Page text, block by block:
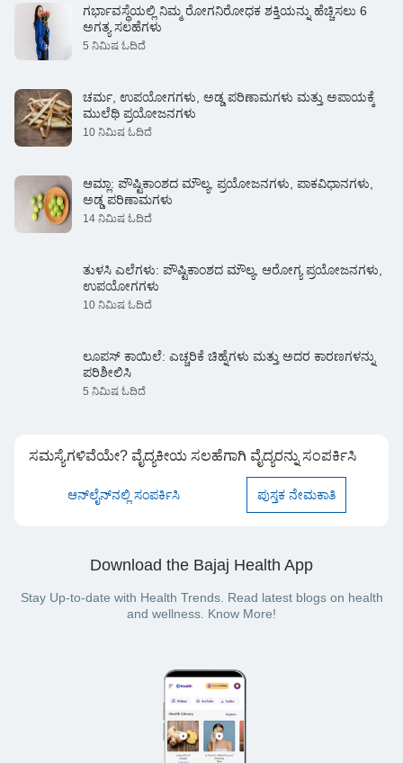
ಗರ್ಭಾವಸ್ಥೆಯಲ್ಲಿ ನಿಮ್ಮ ರೋಗನಿರೋಧಕ ಶಕ್ತಿಯನ್ನು ಹೆಚ್ಚಿಸಲು 6
ಅಗತ್ಯ ಸಲಹೆಗಳು
5 ನಿಮಿಷ ಓದಿದೆ
ಚರ್ಮ, ಉಪಯೋಗಗಳು, ಅಡ್ಡ ಪರಿಣಾಮಗಳು ಮತ್ತು ಅಪಾಯಕ್ಕೆ
ಮುಲೆಥಿ ಪ್ರಯೋಜನಗಳು
10 ನಿಮಿಷ ಓದಿದೆ
ಆಮ್ಲಾ: ಪೌಷ್ಟಿಕಾಂಶದ ಮೌಲ್ಯ, ಪ್ರಯೋಜನಗಳು, ಪಾಕವಿಧಾನಗಳು,
ಅಡ್ಡ ಪರಿಣಾಮಗಳು
14 ನಿಮಿಷ ಓದಿದೆ
ತುಳಸಿ ಎಲೆಗಳು: ಪೌಷ್ಟಿಕಾಂಶದ ಮೌಲ್ಯ, ಆರೋಗ್ಯ ಪ್ರಯೋಜನಗಳು,
ಉಪಯೋಗಗಳು
10 ನಿಮಿಷ ಓದಿದೆ
ಲೂಪಸ್ ಕಾಯಿಲೆ: ಎಚ್ಚರಿಕೆ ಚಿಹ್ನೆಗಳು ಮತ್ತು ಅದರ ಕಾರಣಗಳನ್ನು
ಪರಿಶೀಲಿಸಿ
5 ನಿಮಿಷ ಓದಿದೆ
ಸಮಸ್ಯೆಗಳಿವೆಯೇ? ವೈದ್ಯಕೀಯ ಸಲಹೆಗಾಗಿ ವೈದ್ಯರನ್ನು ಸಂಪರ್ಕಿಸಿ
ಆನ್‌ಲೈನ್‌ನಲ್ಲಿ ಸಂಪರ್ಕಿಸಿ ಪುಸ್ತಕ ನೇಮಕಾತಿ
Download the Bajaj Health App
Stay Up-to-date with Health Trends. Read latest blogs on health
and wellness. Know More!